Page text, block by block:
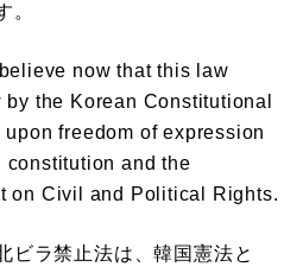
。
now that this law
the Korean Constitutional
freedom of expression
constitution and the
on Civil and Political Rights.
ビラ禁止法は、韓国憲法と